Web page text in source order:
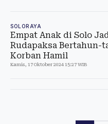
SOLORAYA
Empat Anak di Solo
Rudapaksa Bertahun-
Korban Hamil
Kamis, 17 Oktober 2024 15:27 WIB